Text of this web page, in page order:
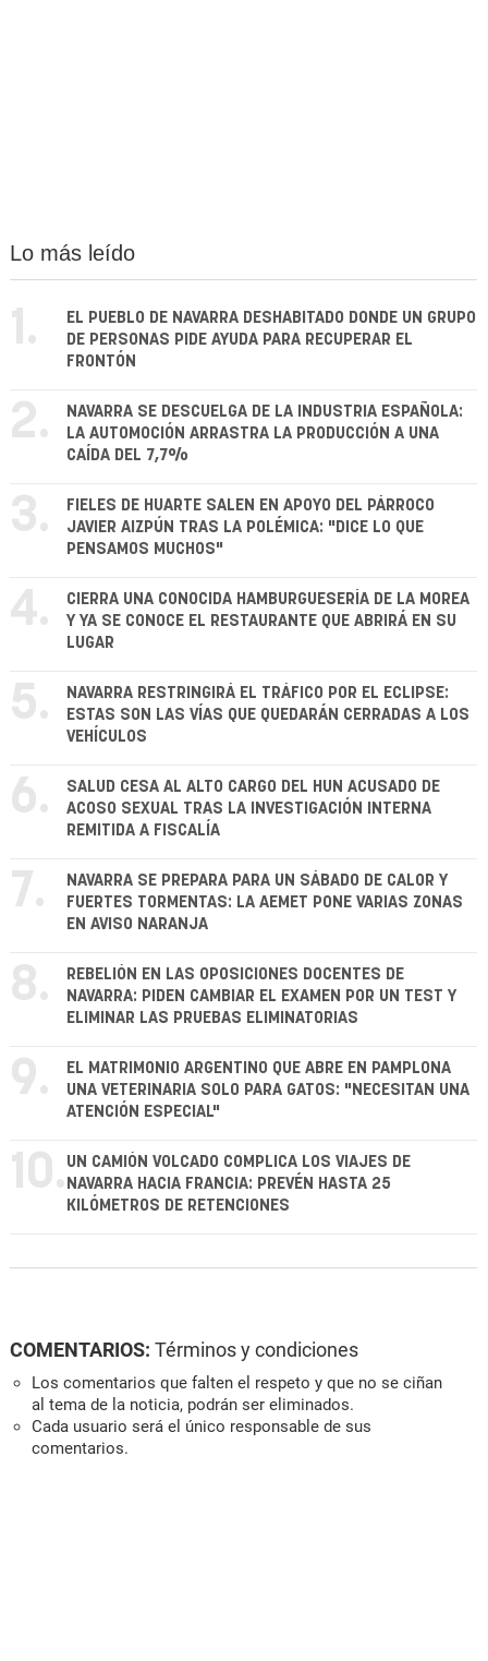
Lo más leído
1.
EL PUEBLO DE NAVARRA DESHABITADO DONDE UN GRUPO
DE PERSONAS PIDE AYUDA PARA RECUPERAR EL
FRONTÓN
2.
NAVARRA SE DESCUELGA DE LA INDUSTRIA ESPAÑOLA:
LA AUTOMOCIÓN ARRASTRA LA PRODUCCIÓN A UNA
CAÍDA DEL 7,7%
3.
FIELES DE HUARTE SALEN EN APOYO DEL PÁRROCO
JAVIER AIZPÚN TRAS LA POLÉMICA: "DICE LO QUE
PENSAMOS MUCHOS"
4.
CIERRA UNA CONOCIDA HAMBURGUESERÍA DE LA MOREA
Y YA SE CONOCE EL RESTAURANTE QUE ABRIRÁ EN SU
LUGAR
5.
NAVARRA RESTRINGIRÁ EL TRÁFICO POR EL ECLIPSE:
ESTAS SON LAS VÍAS QUE QUEDARÁN CERRADAS A LOS
VEHÍCULOS
6.
SALUD CESA AL ALTO CARGO DEL HUN ACUSADO DE
ACOSO SEXUAL TRAS LA INVESTIGACIÓN INTERNA
REMITIDA A FISCALÍA
7.
NAVARRA SE PREPARA PARA UN SÁBADO DE CALOR Y
FUERTES TORMENTAS: LA AEMET PONE VARIAS ZONAS
EN AVISO NARANJA
8.
REBELIÓN EN LAS OPOSICIONES DOCENTES DE
NAVARRA: PIDEN CAMBIAR EL EXAMEN POR UN TEST Y
ELIMINAR LAS PRUEBAS ELIMINATORIAS
9.
EL MATRIMONIO ARGENTINO QUE ABRE EN PAMPLONA
UNA VETERINARIA SOLO PARA GATOS: "NECESITAN UNA
ATENCIÓN ESPECIAL"
10. UN CAMIÓN VOLCADO COMPLICA LOS VIAJES DE
NAVARRA HACIA FRANCIA: PREVÉN HASTA 25
KILÓMETROS DE RETENCIONES
COMENTARIOS: Términos y condiciones
Los comentarios que falten el respeto y que no se ciñan
al tema de la noticia, podrán ser eliminados.
Cada usuario será el único responsable de sus
comentarios.